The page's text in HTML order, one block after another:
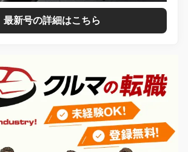
最新号の詳細はこちら